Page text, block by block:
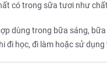
có trong sữa tươi như
dùng trong bữa sáng,
đi học, đi làm hoặc sử dụng